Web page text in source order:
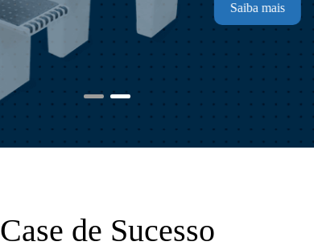
Saiba mais
1 2
Case de Sucesso